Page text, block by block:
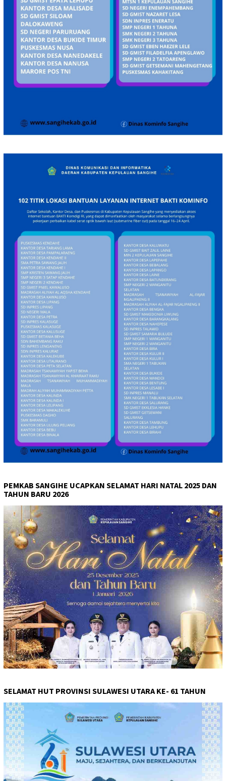
PEMKAB SANGIHE UCAPKAN SELAMAT HARI NATAL 2025 DAN
TAHUN BARU 2026
SELAMAT HUT PROVINSI SULAWESI UTARA KE- 61 TAHUN